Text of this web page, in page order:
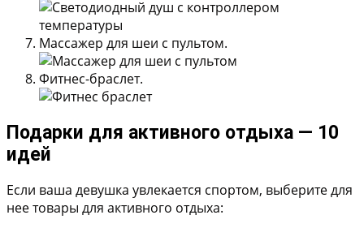
Массажер для шеи с пультом.
Фитнес-браслет.
Подарки для активного отдыха — 10
идей
Если ваша девушка увлекается спортом, выберите для
нее товары для активного отдыха: